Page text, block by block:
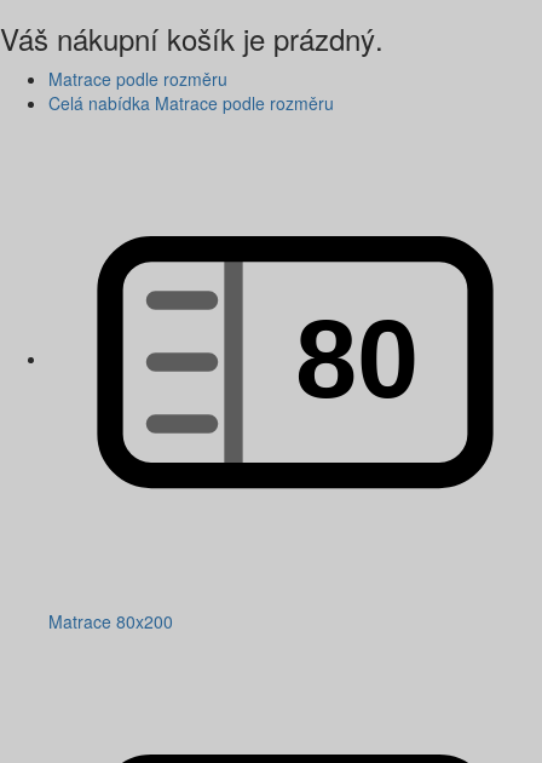
Váš nákupní košík je prázdný.
Matrace podle rozměru
Celá nabídka Matrace podle rozměru
Matrace 80x200